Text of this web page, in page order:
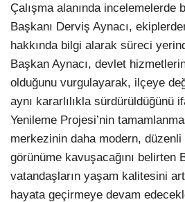
Çalışma alanında incelemelerde
Başkanı Derviş Aynacı,
hakkında bilgi alarak süreci
Başkan Aynacı, devlet
olduğunu vurgulayarak, ilçeye
aynı kararlılıkla sürdürüldüğünü
Yenileme Projesi’nin
merkezinin daha modern,
görünüme kavuşacağını belirten
vatandaşların yaşam kalitesini
hayata geçirmeye devam